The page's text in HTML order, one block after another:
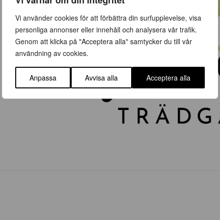
Vi använder cookies för att förbättra din surfupplevelse, visa
personliga annonser eller innehåll och analysera vår trafik.
Genom att klicka på "Acceptera alla" samtycker du till vår
användning av cookies.
Anpassa Avvisa alla Acceptera alla